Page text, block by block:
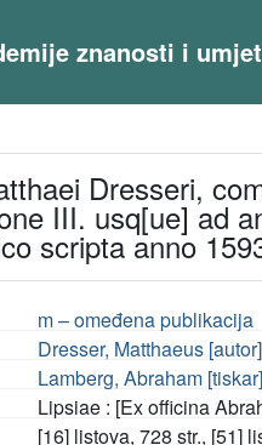
znanosti i
Dresseri,
III. usq[ue] ad
scripta anno
m – omeđena publikacija
Dresser, Matthaeus [autor]
Lamberg, Abraham [tiskar]
Lipsiae : [Ex officina
[16] listova, 728 str., [51]